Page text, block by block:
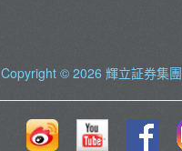
Copyright © 2026 輝立証券集團